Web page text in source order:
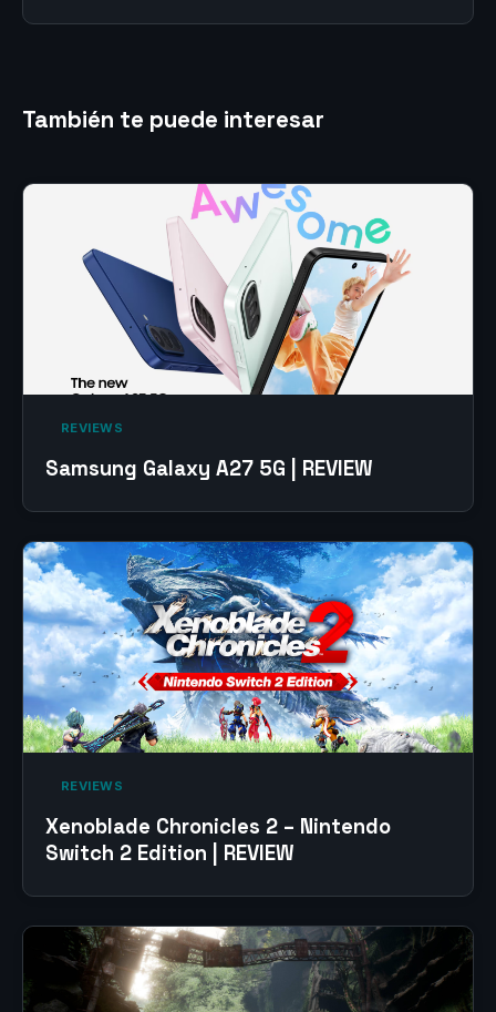
También te puede interesar
‎ REVIEWS‎
Samsung Galaxy A27 5G | REVIEW
‎ REVIEWS‎
Xenoblade Chronicles 2 – Nintendo
Switch 2 Edition | REVIEW